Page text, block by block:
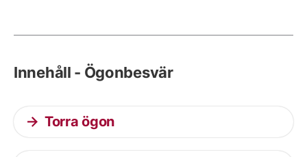
Innehåll - Ögonbesvär
Torra ögon